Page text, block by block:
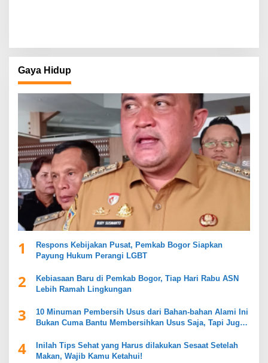
Gaya Hidup
1
Respons Kebijakan Pusat, Pemkab Bogor Siapkan
Payung Hukum Perangi LGBT
2
Kebiasaan Baru di Pemkab Bogor, Tiap Hari Rabu ASN
Lebih Ramah Lingkungan
3
10 Minuman Pembersih Usus dari Bahan-bahan Alami Ini
Bukan Cuma Bantu Membersihkan Usus Saja, Tapi Juga
4
Inilah Tips Sehat yang Harus dilakukan Sesaat Setelah
Makan, Wajib Kamu Ketahui!